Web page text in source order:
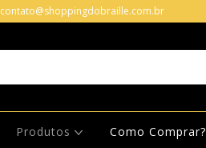
contato@shoppingdobraille.com.br
Produtos Como Comprar?